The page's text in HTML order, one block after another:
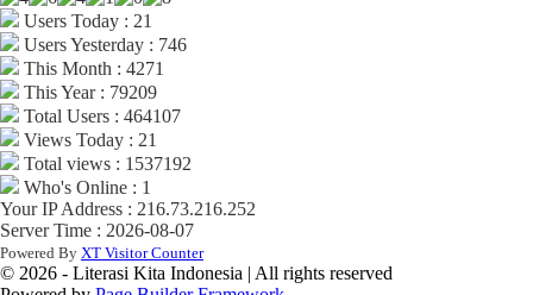
Users Today : 21
Users Yesterday : 746
This Month : 4271
This Year : 79209
Total Users : 464107
Views Today : 21
Total views : 1537192
Who's Online : 1
Your IP Address : 216.73.216.252
Server Time : 2026-08-07
Powered By XT Visitor Counter
© 2026 - Literasi Kita Indonesia | All rights reserved